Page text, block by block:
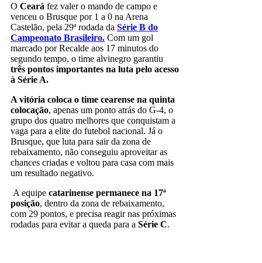
O Ceará fez valer o mando de campo e
venceu o Brusque por 1 a 0 na Arena
Castelão, pela 29ª rodada da Série B do
Campeonato Brasileiro. Com um gol
marcado por Recalde aos 17 minutos do
segundo tempo, o time alvinegro garantiu
três pontos importantes na luta pelo acesso
à Série A.
A vitória coloca o time cearense na quinta
colocação, apenas um ponto atrás do G-4, o
grupo dos quatro melhores que conquistam a
vaga para a elite do futebol nacional. Já o
Brusque, que luta para sair da zona de
rebaixamento, não conseguiu aproveitar as
chances criadas e voltou para casa com mais
um resultado negativo.
A equipe catarinense permanece na 17ª
posição, dentro da zona de rebaixamento,
com 29 pontos, e precisa reagir nas próximas
rodadas para evitar a queda para a Série C.